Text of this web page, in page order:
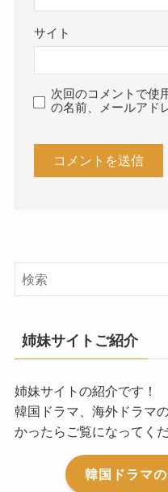
サイト
次回のコメントで使
の名前、メールアド
姉妹サイトご紹介
姉妹サイトの紹介です！
韓国ドラマ、海外ドラマ
かったらご覧になってく
韓国ドラマ